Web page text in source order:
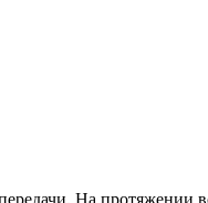
На протяжении